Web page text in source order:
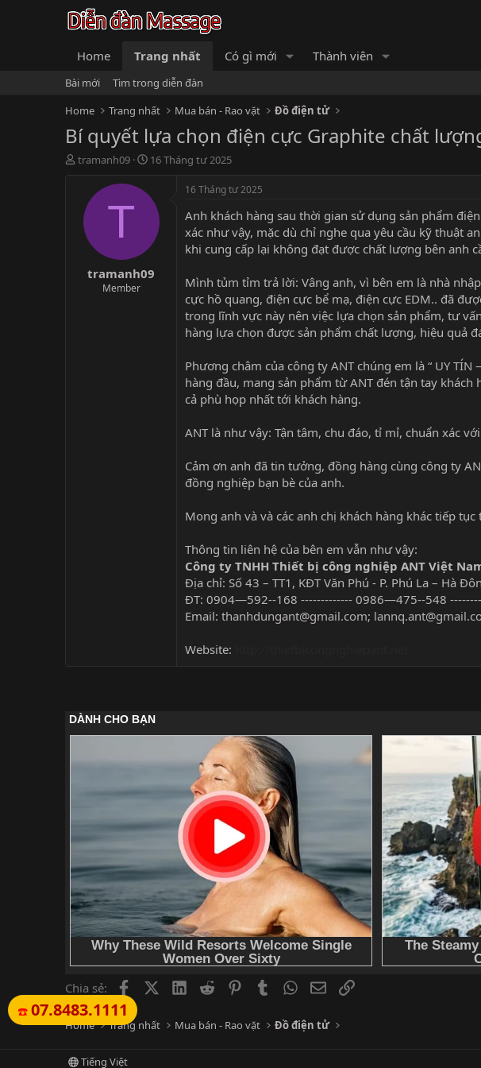
Home Trang nhất Có gì mới Thành viên
Bài mới
Tìm trong diễn đàn
Home
Trang nhất Mua bán - Rao vặt Đồ điện tử
Bí quyết lựa chọn điện cực Graphite chất
B
tramanh09
N
y
t
ầ
16 Tháng tư 2025
T
tramanh09
Member
16 Tháng tư 2025
Anh khách hàng sau thời gian sử dụng sản phẩm
xác như vậy, mặc dù chỉ nghe qua yêu cầu kỹ thuật
khi cung cấp lại không đạt được chất lượng bên anh
Mình tủm tỉm trả lời: Vâng anh, vì bên em là nhà
cực hồ quang, điện cực bể mạ, điện cực EDM.. đã
trong lĩnh vực này nên việc lựa chọn sản phẩm, tư
hàng lựa chọn được sản phẩm chất lượng, hiệu quả
Phương châm của công ty ANT chúng em là “ UY
hàng đầu, mang sản phẩm từ ANT đén tận tay
cả phù họp nhất tới khách hàng.
ANT là như vậy: Tận tâm, chu đáo, tỉ mỉ, chuẩn xác
Cảm ơn anh đã tin tưởng, đồng hàng cùng công ty
đồng nghiệp bạn bè của anh.
Mong anh và và các anh chị khách hàng khác tiếp
Thông tin liên hệ của bên em vẫn như vậy:
Công ty TNHH Thiết bị công nghiệp ANT Việt
Địa chỉ: Số 43 – TT1, KĐT Văn Phú - P. Phú La – Hà
ĐT: 0904—592--168 ------------- 0986—475--548
Email: thanhdungant@gmail.com;
Website:
Chia sẻ: FacebookX (Twitter)
LinkedIn
Reddit PinterestTumblr WhatsApp
EmailLink
☎️ 07.8483.1111
Home Trang nhất Mua bán - Rao vặt Đồ điện tử
Tiếng Việt